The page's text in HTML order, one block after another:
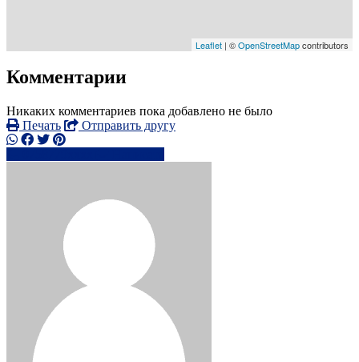
Leaflet | ©OpenStreetMapcontributors
Комментарии
Никаких комментариев пока добавлено не было
Печать
Отправить другу